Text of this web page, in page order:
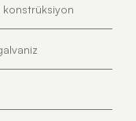
konstrüksiyon